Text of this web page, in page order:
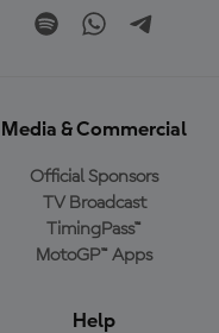
Media & Commercial
Official Sponsors
TV Broadcast
TimingPass™
MotoGP™ Apps
Help